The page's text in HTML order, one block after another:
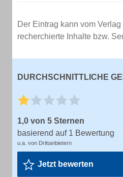
Der Eintrag kann vom
recherchierte Inhalte bzw.
DURCHSCHNITTLICHE
1,0 von 5 Sternen
basierend auf 1 Bewertung
u.a. von Drittanbietern
Jetzt bewerten